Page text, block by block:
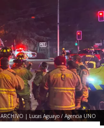
ARCHIVO | Lucas Aguayo / Agencia UNO